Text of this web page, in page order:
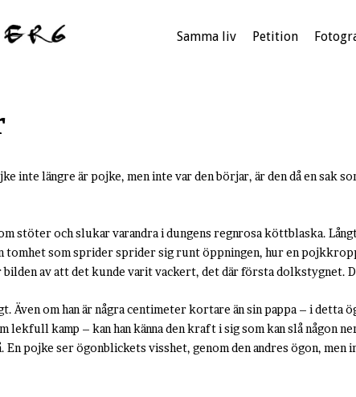
Samma liv Petition
inte längre är pojke, men inte var den börjar, är den då en sak
stöter och slukar varandra i dungens regnrosa köttblaska.
tomhet som sprider sprider sig runt öppningen, hur en
bilden av att det kunde varit vackert, det där första dolkstygnet.
Även om han är några centimeter kortare än sin pappa – i detta
kamp – kan han känna den kraft i sig som kan slå någon
En pojke ser ögonblickets visshet, genom den andres ögon, men